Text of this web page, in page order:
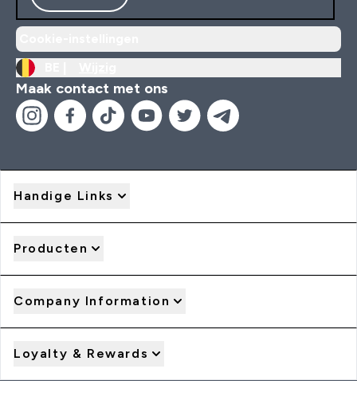
Maak contact met ons
Handige Links
Producten
Company Information
Loyalty & Rewards